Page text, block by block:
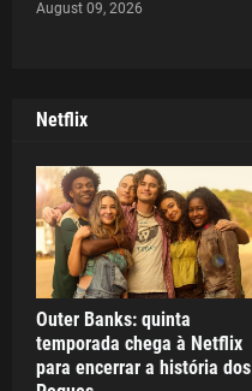
August 09, 2026
Netflix
Outer Banks: quinta
temporada chega à Netflix
para encerrar a história dos